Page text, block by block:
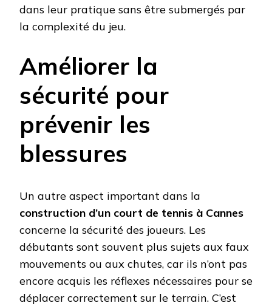
dans leur pratique sans être submergés par
la complexité du jeu.
Améliorer la
sécurité pour
prévenir les
blessures
Un autre aspect important dans la
construction d’un court de tennis à Cannes
concerne la sécurité des joueurs. Les
débutants sont souvent plus sujets aux faux
mouvements ou aux chutes, car ils n’ont pas
encore acquis les réflexes nécessaires pour se
déplacer correctement sur le terrain. C’est